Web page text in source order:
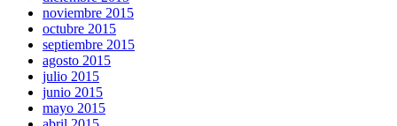
noviembre 2015
octubre 2015
septiembre 2015
agosto 2015
julio 2015
junio 2015
mayo 2015